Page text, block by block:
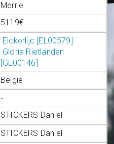
Merrie
5119€
Elckerlijc [EL00579]
Gloria Rietlanden
[GL00146]
België
-
STICKERS Daniel
STICKERS Daniel